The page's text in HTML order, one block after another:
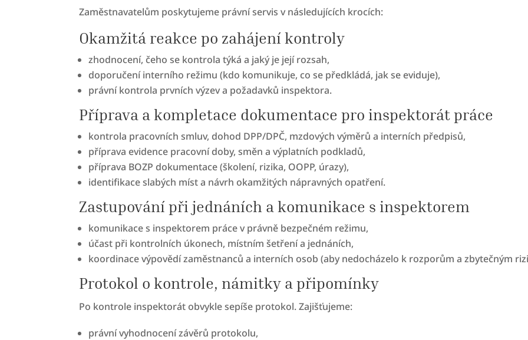
Zaměstnavatelům poskytujeme právní servis v následujících krocích:
Okamžitá reakce po zahájení kontroly
zhodnocení, čeho se kontrola týká a jaký je její rozsah,
doporučení interního režimu (kdo komunikuje, co se předkládá, jak se eviduje),
právní kontrola prvních výzev a požadavků inspektora.
Příprava a kompletace dokumentace pro inspektorát práce
kontrola pracovních smluv, dohod DPP/DPČ, mzdových výměrů a interních předpisů,
příprava evidence pracovní doby, směn a výplatních podkladů,
příprava BOZP dokumentace (školení, rizika, OOPP, úrazy),
identifikace slabých míst a návrh okamžitých nápravných opatření.
Zastupování při jednáních a komunikace s inspektorem
komunikace s inspektorem práce v právně bezpečném režimu,
účast při kontrolních úkonech, místním šetření a jednáních,
koordinace výpovědí zaměstnanců a interních osob (aby nedocházelo k rozporům a zbytečným
Protokol o kontrole, námitky a připomínky
Po kontrole inspektorát obvykle sepíše protokol. Zajišťujeme:
právní vyhodnocení závěrů protokolu,